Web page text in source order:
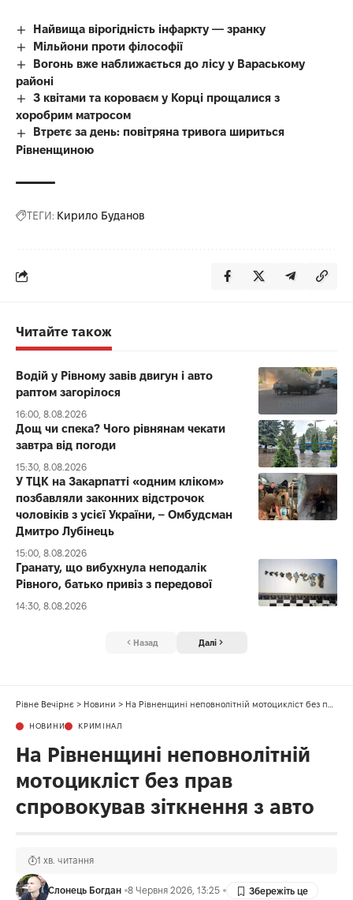
Найвища вірогідність інфаркту — зранку
Мільйони проти філософії
Вогонь вже наближається до лісу у Вараському
районі
З квітами та короваєм у Корці прощалися з
хоробрим матросом
Втретє за день: повітряна тривога шириться
Рівненщиною
ТЕГИ: Кирило Буданов
Читайте також
Водій у Рівному завів двигун і авто
раптом загорілося
16:00, 8.08.2026
Дощ чи спека? Чого рівнянам чекати
завтра від погоди
15:30, 8.08.2026
У ТЦК на Закарпатті «одним кліком»
позбавляли законних відстрочок
чоловіків з усієї України, – Омбудсман
Дмитро Лубінець
15:00, 8.08.2026
Гранату, що вибухнула неподалік
Рівного, батько привіз з передової
14:30, 8.08.2026
Назад Далі
Рівне Вечірнє > Новини > На Рівненщині неповнолітній мотоцикліст без прав спровокував зіткнення з авто
НОВИНИ КРИМІНАЛ
На Рівненщині неповнолітній
мотоцикліст без прав
спровокував зіткнення з авто
Слонець Богдан 8 Червня 2026, 13:25
1 хв. читання